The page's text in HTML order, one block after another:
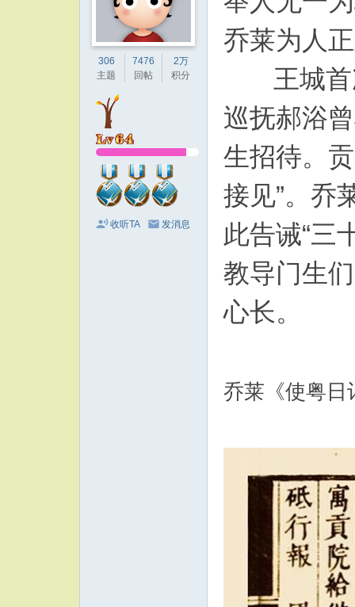
306
主题
7476
回帖
2万
积分
收听TA 发消息
乔莱为人
王城首
巡抚郝浴
生招待。
接见”。乔
此告诫“三
教导门生
心长。
乔莱《使粤日